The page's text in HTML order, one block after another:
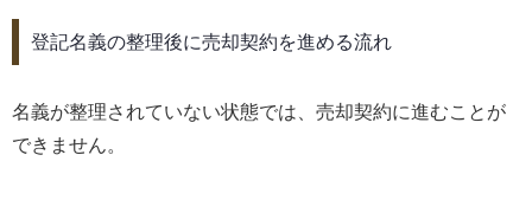
登記名義の整理後に売却契約を進める流れ
名義が整理されていない状態では、売却契約に進むことが
できません。